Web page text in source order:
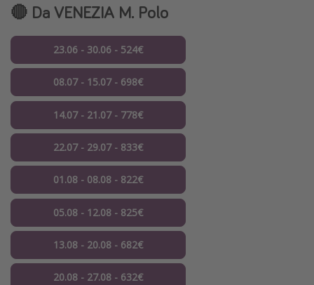
🔴 Da VENEZIA M. Polo
23.06 - 30.06 - 524€
08.07 - 15.07 - 698€
14.07 - 21.07 - 778€
22.07 - 29.07 - 833€
01.08 - 08.08 - 822€
05.08 - 12.08 - 825€
13.08 - 20.08 - 682€
20.08 - 27.08 - 632€